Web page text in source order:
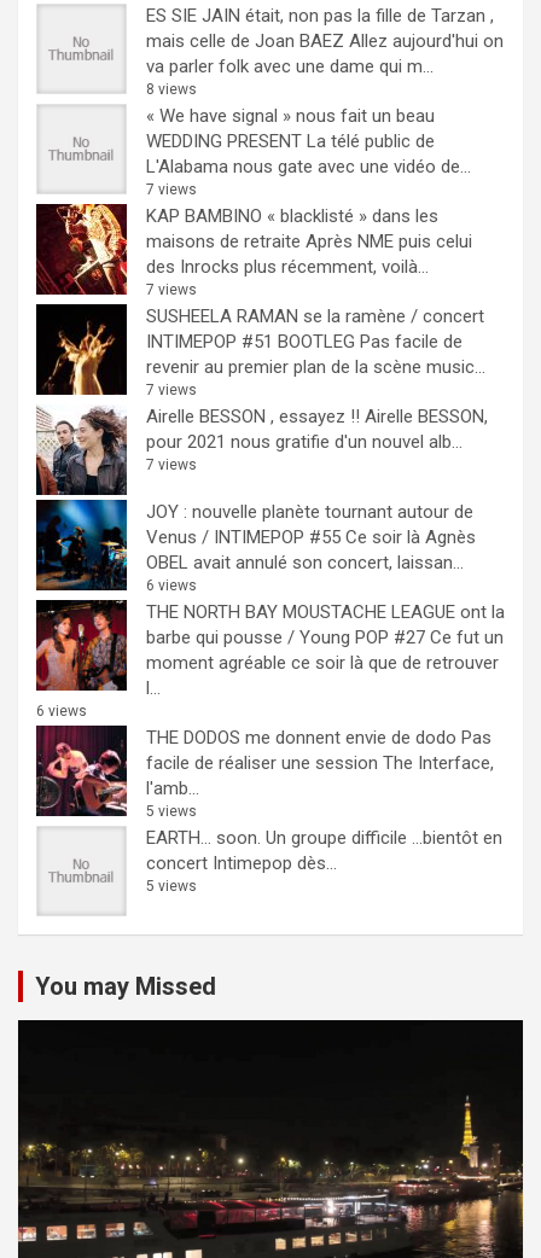
ES SIE JAIN était, non pas la fille de Tarzan ,
mais celle de Joan BAEZ Allez aujourd'hui on
va parler folk avec une dame qui m...
8 views
« We have signal » nous fait un beau
WEDDING PRESENT La télé public de
L'Alabama nous gate avec une vidéo de...
7 views
KAP BAMBINO « blacklisté » dans les
maisons de retraite Après NME puis celui
des Inrocks plus récemment, voilà...
7 views
SUSHEELA RAMAN se la ramène / concert
INTIMEPOP #51 BOOTLEG Pas facile de
revenir au premier plan de la scène music...
7 views
Airelle BESSON , essayez !! Airelle BESSON,
pour 2021 nous gratifie d'un nouvel alb...
7 views
JOY : nouvelle planète tournant autour de
Venus / INTIMEPOP #55 Ce soir là Agnès
OBEL avait annulé son concert, laissan...
6 views
THE NORTH BAY MOUSTACHE LEAGUE ont la
barbe qui pousse / Young POP #27 Ce fut un
moment agréable ce soir là que de retrouver
l...
6 views
THE DODOS me donnent envie de dodo Pas
facile de réaliser une session The Interface,
l'amb...
5 views
EARTH… soon. Un groupe difficile ...bientôt en
concert Intimepop dès...
5 views
You may Missed